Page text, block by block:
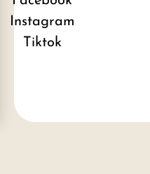
Instagram
Tiktok